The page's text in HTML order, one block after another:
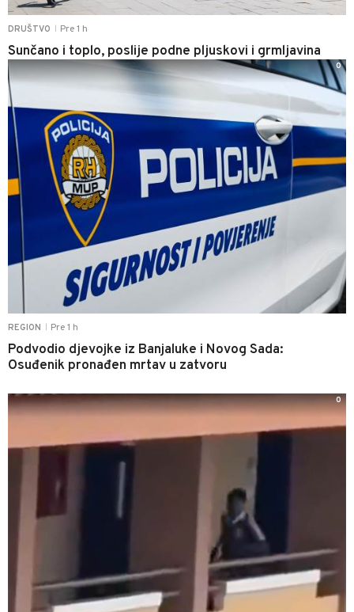
DRUŠTVO Pre 1 h
Sunčano i toplo, poslije podne pljuskovi i grmljavina
REGION Pre 1 h
Podvodio djevojke iz Banjaluke i Novog Sada:
Osuđenik pronađen mrtav u zatvoru
0
0